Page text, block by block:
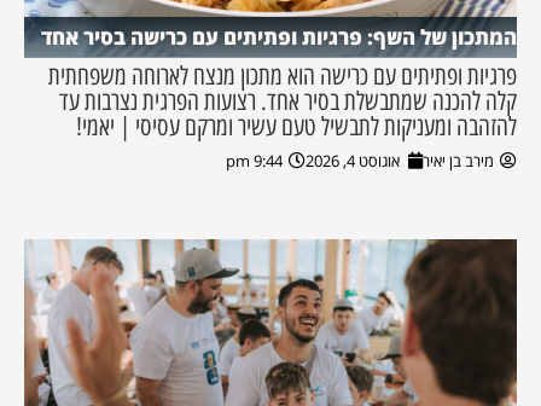
המתכון של השף: פרגיות ופתיתים עם כרישה בסיר אחד
פרגיות ופתיתים עם כרישה הוא מתכון מנצח לארוחה משפחתית
קלה להכנה שמתבשלת בסיר אחד. רצועות הפרגית נצרבות עד
להזהבה ומעניקות לתבשיל טעם עשיר ומרקם עסיסי | יאמי!
מירב בן יאיר אוגוסט 4, 2026 9:44 pm